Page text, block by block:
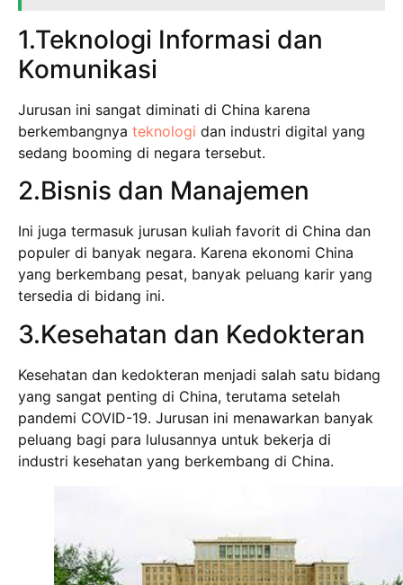
1.Teknologi Informasi dan
Komunikasi
Jurusan ini sangat diminati di China karena
berkembangnya teknologi dan industri digital yang
sedang booming di negara tersebut.
2.Bisnis dan Manajemen
Ini juga termasuk jurusan kuliah favorit di China dan
populer di banyak negara. Karena ekonomi China
yang berkembang pesat, banyak peluang karir yang
tersedia di bidang ini.
3.Kesehatan dan Kedokteran
Kesehatan dan kedokteran menjadi salah satu bidang
yang sangat penting di China, terutama setelah
pandemi COVID-19. Jurusan ini menawarkan banyak
peluang bagi para lulusannya untuk bekerja di
industri kesehatan yang berkembang di China.